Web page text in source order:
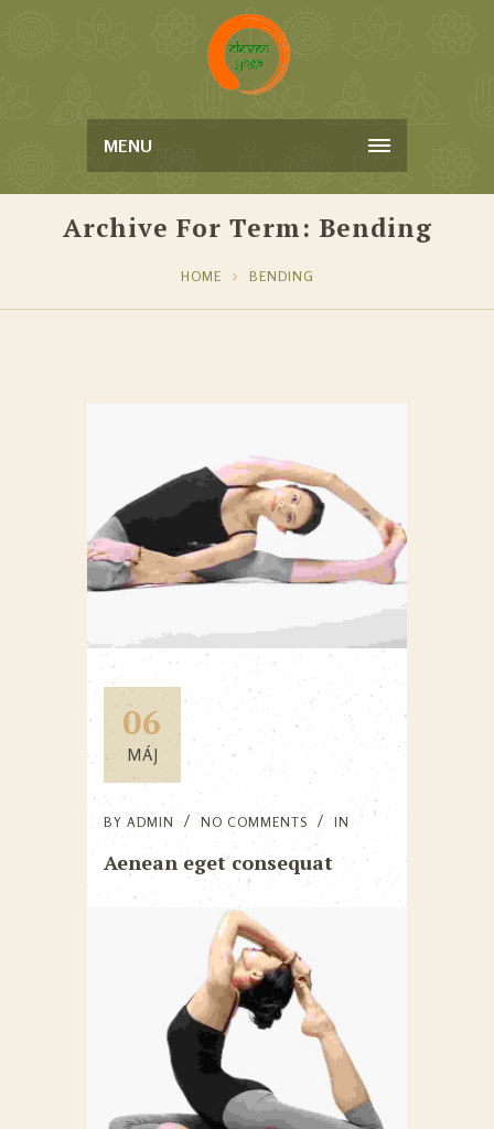
MENU
Archive For Term: Bending
HOME BENDING
06
MÁJ
BY ADMIN NO COMMENTS IN
Aenean eget consequat